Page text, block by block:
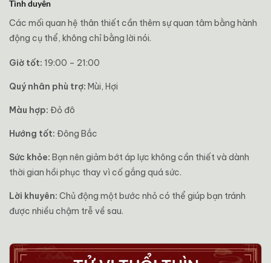
Tình duyên
Các mối quan hệ thân thiết cần thêm sự quan tâm bằng hành
động cụ thể, không chỉ bằng lời nói.
Giờ tốt: 19:00 – 21:00
Quý nhân phù trợ: Mùi, Hợi
Màu hợp: Đỏ đô
Hướng tốt: Đông Bắc
Sức khỏe: Bạn nên giảm bớt áp lực không cần thiết và dành
thời gian hồi phục thay vì cố gắng quá sức.
Lời khuyên: Chủ động một bước nhỏ có thể giúp bạn tránh
được nhiều chậm trễ về sau.